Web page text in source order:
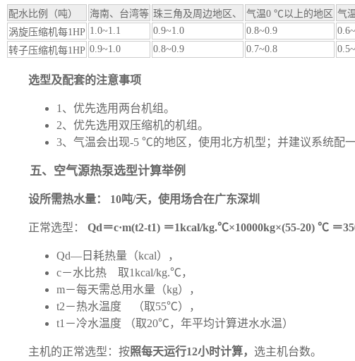
配水比例（吨） 海南、台湾等 珠三角及周边地区、 气温0 ℃以上的地区 气
涡旋压缩机每1HP 1.0~1.1 0.9~1.0 0.8~0.9
转子压缩机每1HP 0.9~1.0 0.8~0.9 0.7~0.8
选型及配套的注意事项
1、优先选用两台机组。
2、优先选用双压缩机的机组。
3、气温会出现-5 ℃的地区，使用北方机型；并建议系统配
五、空气源热泵选型计算举例
设所需热水量： 10吨/天，使用场合在广东深圳
正常选型： Qd＝c·m(t2-t1) ＝1kcal/kg.℃×10000kg×(55-20) ℃ ＝
Qd—日耗热量（kcal），
c－水比热 取1kcal/kg.℃，
m－每天需总用水量（kg），
t2－热水温度 （取55℃），
t1－冷水温度 （取20℃，年平均计算进水水温）
主机的正常选型：按照每天运行12小时计算， 选主机台数。